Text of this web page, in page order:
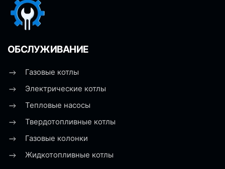
ОБСЛУЖИВАНИЕ
Газовые котлы
Электрические котлы
Тепловые насосы
Твердотопливные котлы
Газовые колонки
Жидкотопливные котлы